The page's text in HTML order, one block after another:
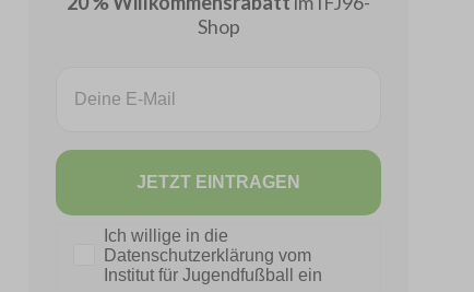
Shop
JETZT EINTRAGEN
Datenschutz
Ich willige in die
Datenschutzerklärung vom
Institut für Jugendfußball ein